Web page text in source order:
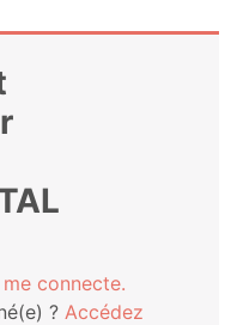
me connecte.
? Accé­dez